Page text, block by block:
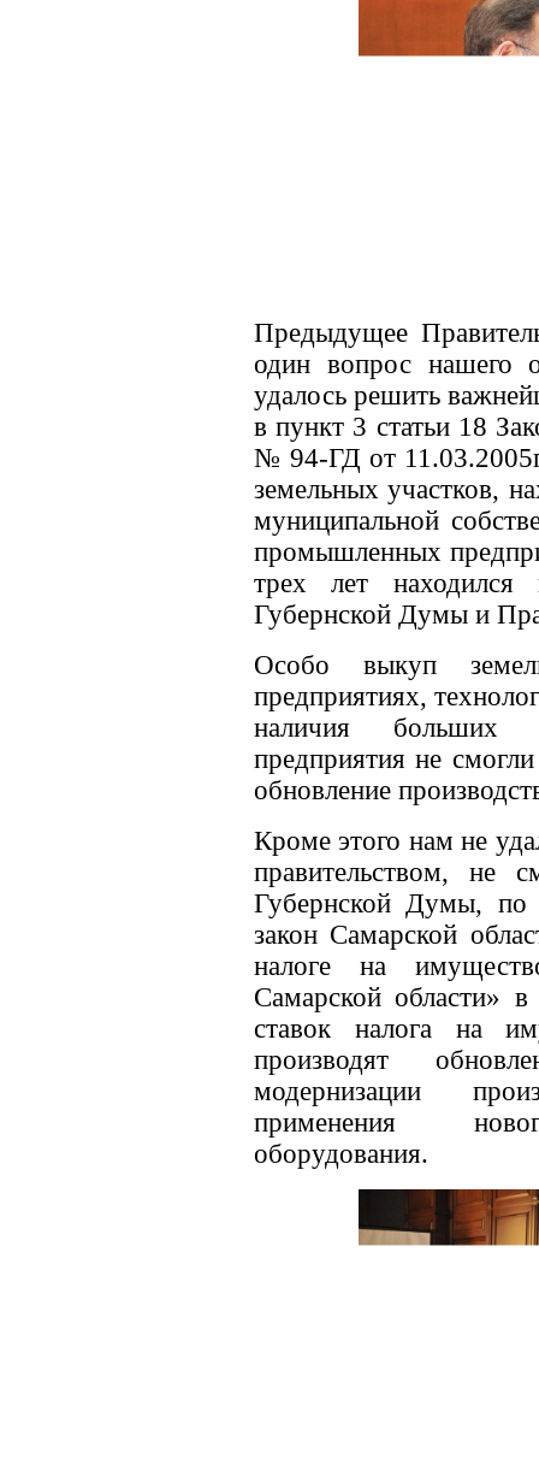
Предыдущее
один вопрос нашего
удалось решить
в пункт 3 статьи 18
№ 94-ГД от
земельных участков,
муниципальной
промышленных
трех лет находился
Губернской Думы и
Особо выкуп
предприятиях,
наличия больших
предприятия не
обновление
Кроме этого нам не
правительством, не
Губернской Думы, по
закон Самарской
налоге на
Самарской области»
ставок налога на
производят
модернизации
применения
оборудования.